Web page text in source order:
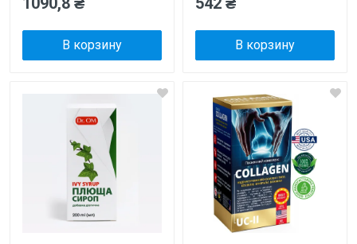
В корзину В корзину